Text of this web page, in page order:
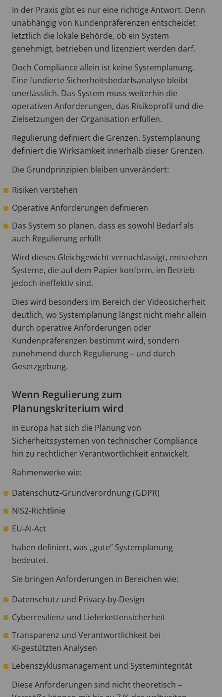
In der Praxis gibt es nur eine richtige Antwort. Denn
unabhängig von Kundenpräferenzen entscheidet
letztlich die lokale Behörde, ob ein System
genehmigt, betrieben und lizenziert werden darf.
Doch Compliance allein ist keine Systemplanung.
Eine fundierte Sicherheitsbedarfsanalyse bleibt
unerlässlich. Das System muss weiterhin die
operativen Anforderungen, das Risikoprofil und die
Zielsetzungen der Organisation erfüllen.
Regulierung definiert die Grenzen. Systemplanung
definiert die Wirksamkeit innerhalb dieser Grenzen.
Die Grundprinzipien bleiben unverändert:
Risiken verstehen
Operative Anforderungen definieren
Das System so planen, dass es sowohl Bedarf als
auch Regulierung erfüllt
Wird dieses Gleichgewicht vernachlässigt, entstehen
Systeme, die auf dem Papier konform, im Betrieb
jedoch ineffektiv sind.
Dies wird besonders im Bereich der Videosicherheit
deutlich, wo Systemplanung längst nicht mehr allein
durch operative Anforderungen oder
Kundenpräferenzen bestimmt wird, sondern
zunehmend durch Regulierung – und durch
Gesetzgebung.
Wenn Regulierung zum
Planungskriterium wird
In Europa hat sich die Planung von
Sicherheitssystemen von technischer Compliance
hin zu rechtlicher Verantwortlichkeit entwickelt.
Rahmenwerke wie:
Datenschutz-Grundverordnung (GDPR)
NIS2‑Richtlinie
EU‑AI‑Act
haben definiert, was „gute“ Systemplanung
bedeutet.
Sie bringen Anforderungen in Bereichen wie:
Datenschutz und Privacy‑by‑Design
Cyberresilienz und Lieferkettensicherheit
Transparenz und Verantwortlichkeit bei
KI‑gestützten Analysen
Lebenszyklusmanagement und Systemintegrität
Diese Anforderungen sind nicht theoretisch –